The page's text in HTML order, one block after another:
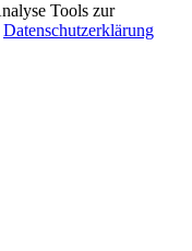
Tools zur
Datenschutzerklärung